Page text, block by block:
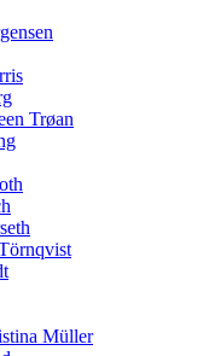
Trøan
Müller